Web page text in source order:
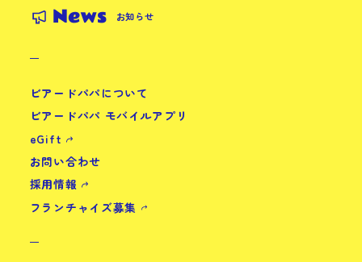
News お知らせ
ビアードパパについて
ビアードパパ モバイルアプリ
eGift
お問い合わせ
採用情報
フランチャイズ募集